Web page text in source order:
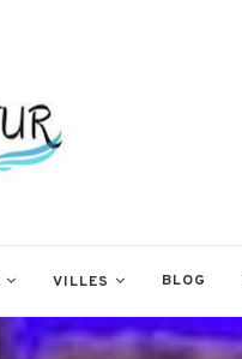
VILLES BLOG